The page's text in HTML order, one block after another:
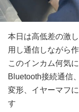
本日は高低差の激
用し通信しながら
このインカム何気
Bluetooth接続通信
変形、イヤーマフ
す